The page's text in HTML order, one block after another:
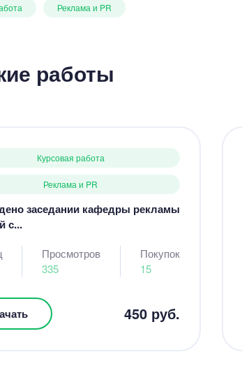
Реклама и PR
работы
Курсовая работа
Реклама и PR
заседании кафедры рекламы
с...
Просмотров
335
Покупок
15
450 руб.